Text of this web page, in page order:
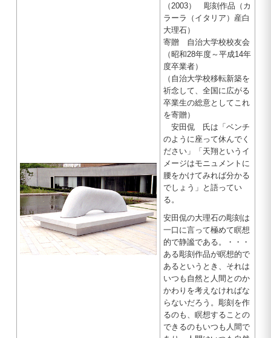
（2003） 彫刻作品（カ
ラーラ（イタリア）産白
大理石）
寄贈 自治大学校校友会
（昭和28年度～平成14年
度卒業者）
（自治大学校移転新築を
祈念して、全国に広がる
卒業生の総意としてこれ
を寄贈）
安田侃 氏は「ベンチ
のように座って休んでく
ださい」「天翔というイ
メージはモニュメントに
腰をかけてみれば分かる
でしょう」と語ってい
る。
安田侃の大理石の彫刻は
一口に言って極めて瞑想
的で静謐である。・・・
ある彫刻作品が瞑想的で
あるというとき、それは
いつも自然と人間とのか
かわりを考えなければな
らないだろう。彫刻を作
るのも、瞑想することの
できるのもいつも人間で